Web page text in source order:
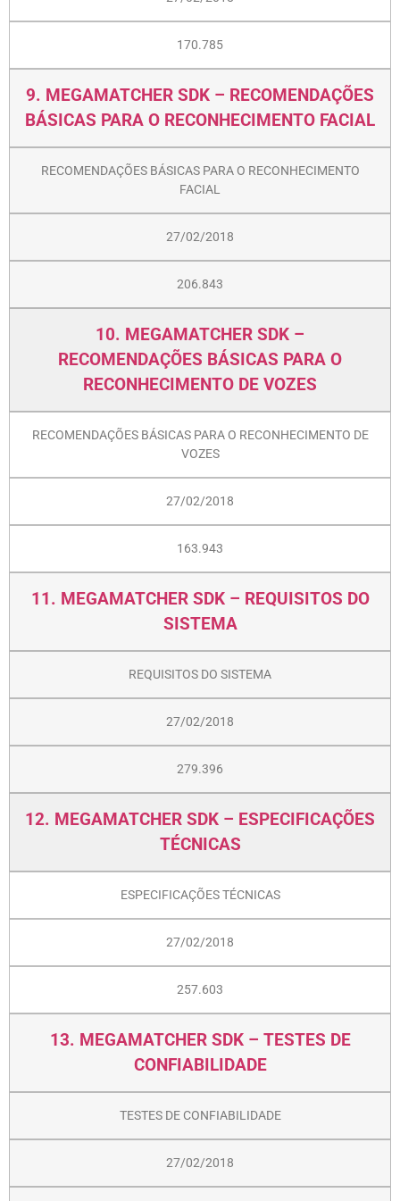
170.785
9. MEGAMATCHER SDK – RECOMENDAÇÕES
BÁSICAS PARA O RECONHECIMENTO FACIAL
RECOMENDAÇÕES BÁSICAS PARA O RECONHECIMENTO
FACIAL
27/02/2018
206.843
10. MEGAMATCHER SDK –
RECOMENDAÇÕES BÁSICAS PARA O
RECONHECIMENTO DE VOZES
RECOMENDAÇÕES BÁSICAS PARA O RECONHECIMENTO DE
VOZES
27/02/2018
163.943
11. MEGAMATCHER SDK – REQUISITOS DO
SISTEMA
REQUISITOS DO SISTEMA
27/02/2018
279.396
12. MEGAMATCHER SDK – ESPECIFICAÇÕES
TÉCNICAS
ESPECIFICAÇÕES TÉCNICAS
27/02/2018
257.603
13. MEGAMATCHER SDK – TESTES DE
CONFIABILIDADE
TESTES DE CONFIABILIDADE
27/02/2018